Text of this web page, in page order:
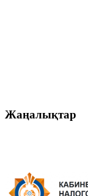
Жаңалықтар